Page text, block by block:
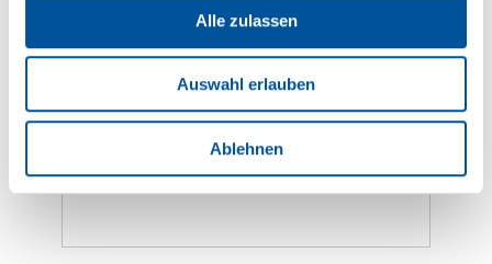
Alle zulassen
Auswahl erlauben
Ablehnen
Unternehmen *
Land *